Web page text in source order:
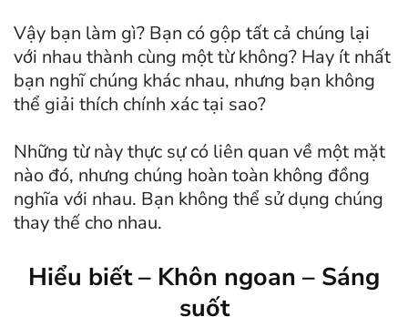
Vậy bạn làm gì? Bạn có gộp tất cả chúng lại
với nhau thành cùng một từ không? Hay ít nhất
bạn nghĩ chúng khác nhau, nhưng bạn không
thể giải thích chính xác tại sao?
Những từ này thực sự có liên quan về một mặt
nào đó, nhưng chúng hoàn toàn không đồng
nghĩa với nhau. Bạn không thể sử dụng chúng
thay thế cho nhau.
Hiểu biết – Khôn ngoan – Sáng
suốt